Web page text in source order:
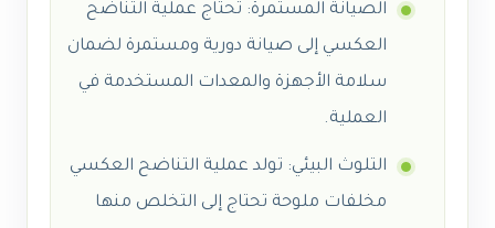
الصيانة المستمرة: تحتاج عملية التناضح
العكسي إلى صيانة دورية ومستمرة لضمان
سلامة الأجهزة والمعدات المستخدمة في
العملية.
التلوث البيئي: تولد عملية التناضح العكسي
مخلفات ملوحة تحتاج إلى التخلص منها